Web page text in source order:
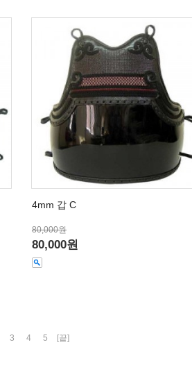
4mm 갑 C
80,000원
80,000원
3 4 5 [끝]